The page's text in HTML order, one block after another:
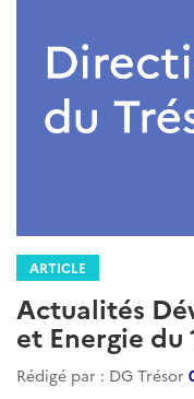
ARTICLE
Actualités
et Energie du
Rédigé par : DG Trésor